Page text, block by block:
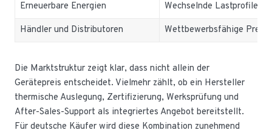
Erneuerbare Energien Wechselnde Lastprofile,
Händler und Distributoren Wettbewerbsfähige
Die Marktstruktur zeigt klar, dass nicht allein der
Gerätepreis entscheidet. Vielmehr zählt, ob ein Hersteller
thermische Auslegung, Zertifizierung, Werksprüfung und
After-Sales-Support als integriertes Angebot bereitstellt.
Für deutsche Käufer wird diese Kombination zunehmend